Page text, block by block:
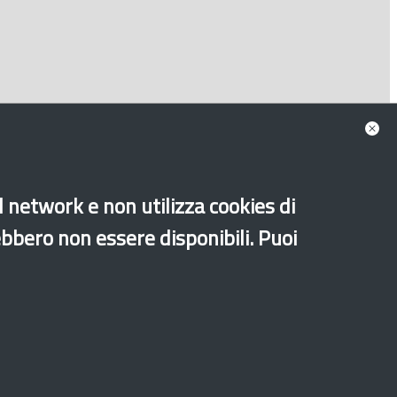
e non utilizza cookies di
non essere disponibili. Puoi